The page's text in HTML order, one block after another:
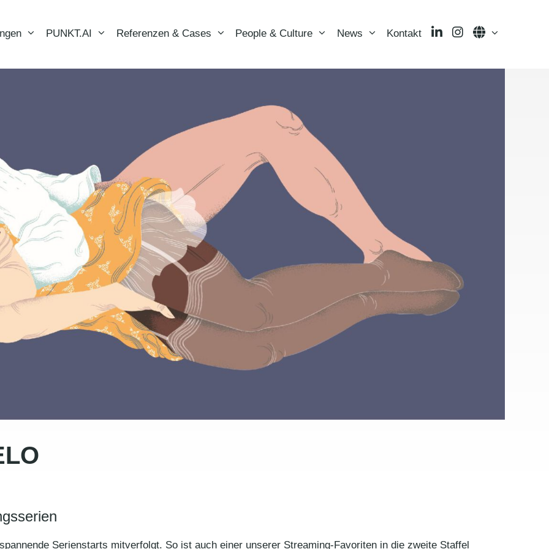
PUNKT.AI Referenzen & Cases People & Culture News Kontakt LinkedInInstagramLanguage
Serienstarts mitverfolgt. So ist auch einer unserer Streaming-Favoriten in die zweite Staffel